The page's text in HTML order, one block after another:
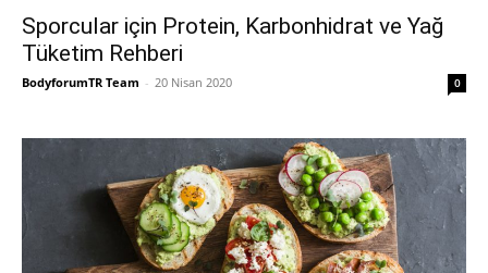
Sporcular için Protein, Karbonhidrat ve Yağ
Tüketim Rehberi
BodyforumTR Team - 20 Nisan 2020 0